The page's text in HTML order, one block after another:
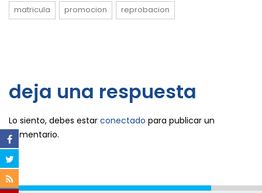
matricula promocion reprobacion
deja una respuesta
Lo siento, debes estar conectado para publicar un
comentario.